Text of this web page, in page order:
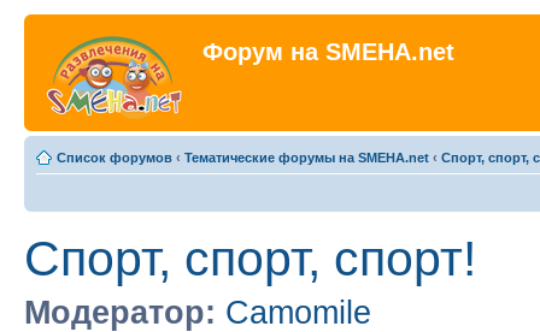
Форум на SMEHA.net
Список форумов ‹ Тематические форумы на SMEHA.net ‹ Спорт, спорт,
Спорт, спорт, спорт!
Модератор: Camomile